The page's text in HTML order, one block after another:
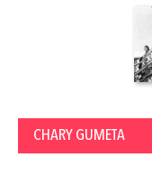
CHARY GUMETA